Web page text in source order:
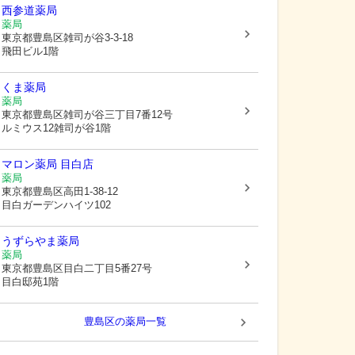
西参道薬局
薬局
東京都豊島区雑司が谷3-3-18
飛田ビル1階
くま薬局
薬局
東京都豊島区雑司が谷三丁目7番12号
ルミウス12雑司が谷1階
マロン薬局 目白店
薬局
東京都豊島区高田1-38-12
目白ガーデンハイツ102
うずらやま薬局
薬局
東京都豊島区目白二丁目5番27号
目白邸苑1階
豊島区の薬局一覧